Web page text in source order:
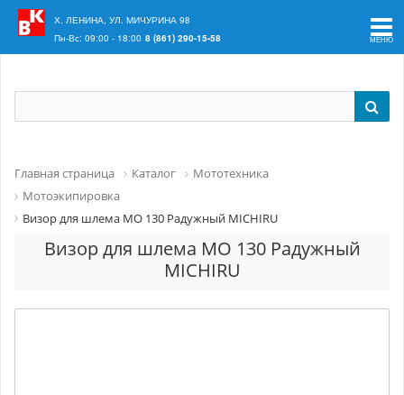
Ваш регион:
Х. ЛЕНИНА, УЛ. МИЧУРИНА 98
Пн-Вс: 09:00 - 18:00 8 (861) 290-15-58
Главная страница Каталог
Мототехника
Мотоэкипировка
Визор для шлема МО 130 Радужный MICHIRU
Визор для шлема МО 130 Радужный
MICHIRU